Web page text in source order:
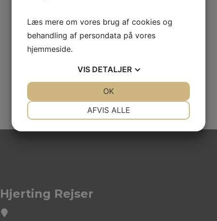
Hvor mange skal rejse *
Hjerting Rejser
Læs mere om vores brug af cookies og
behandling af persondata på vores
hjemmeside.
VIS DETALJER
AFVIS ALLE
OK